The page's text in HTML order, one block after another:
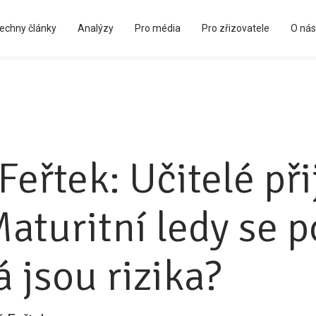
články Analýzy Pro média Pro zřizovatele O nás
Učitelé
ledy se
jsou rizika?